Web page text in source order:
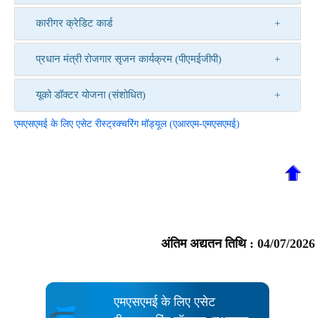
कारीगर क्रेडिट कार्ड
प्रधान मंत्री रोजगार सृजन कार्यक्रम (पीएमईजीपी)
यूको डॉक्टर योजना (संशोधित)
एमएसएमई के लिए एसेट रीस्ट्रक्चरिंग मॉड्यूल (एआरएम-एमएसएमई)
अंतिम अद्यतन तिथि : 04/07/2026
एमएसएमई के लिए एसेट